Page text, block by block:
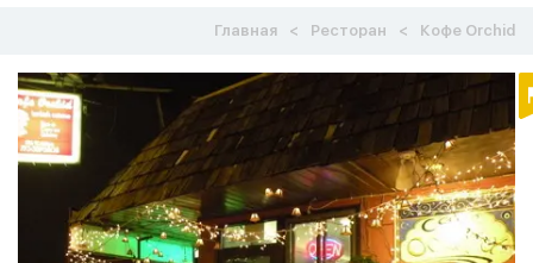
Главная Ресторан Кофе Orchid